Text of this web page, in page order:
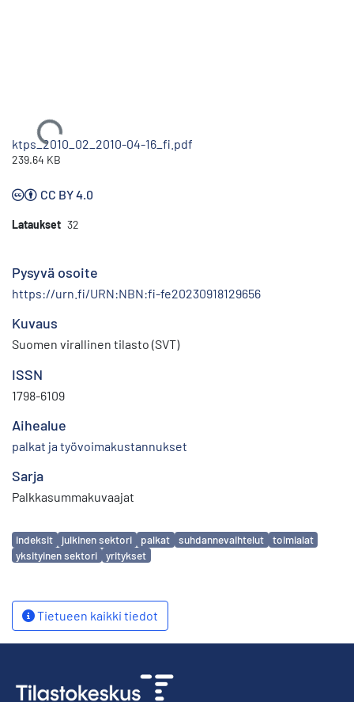
Ladataan...
ktps_2010_02_2010-04-16_fi.pdf
239.64 KB
CC BY 4.0
Lataukset 32
Pysyvä osoite
https://urn.fi/URN:NBN:fi-fe20230918129656
Kuvaus
Suomen virallinen tilasto (SVT)
ISSN
1798-6109
Aihealue
palkat ja työvoimakustannukset
Sarja
Palkkasummakuvaajat
Avainsanat
indeksit julkinen sektori palkat suhdannevaihtelut
toimialat
yksityinen sektori
yritykset
Tietueen kaikki tiedot